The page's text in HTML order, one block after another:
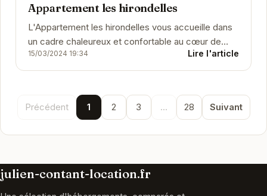
Appartement les hirondelles
L'Appartement les hirondelles vous accueille dans
un cadre chaleureux et confortable au cœur de
Honfleur. Idéalement situé, il vous permettra de...
15/03/2024 19:34 Lire l'article
Précédent 1 2 3 ... 28 Suivant
julien-contant-location.fr